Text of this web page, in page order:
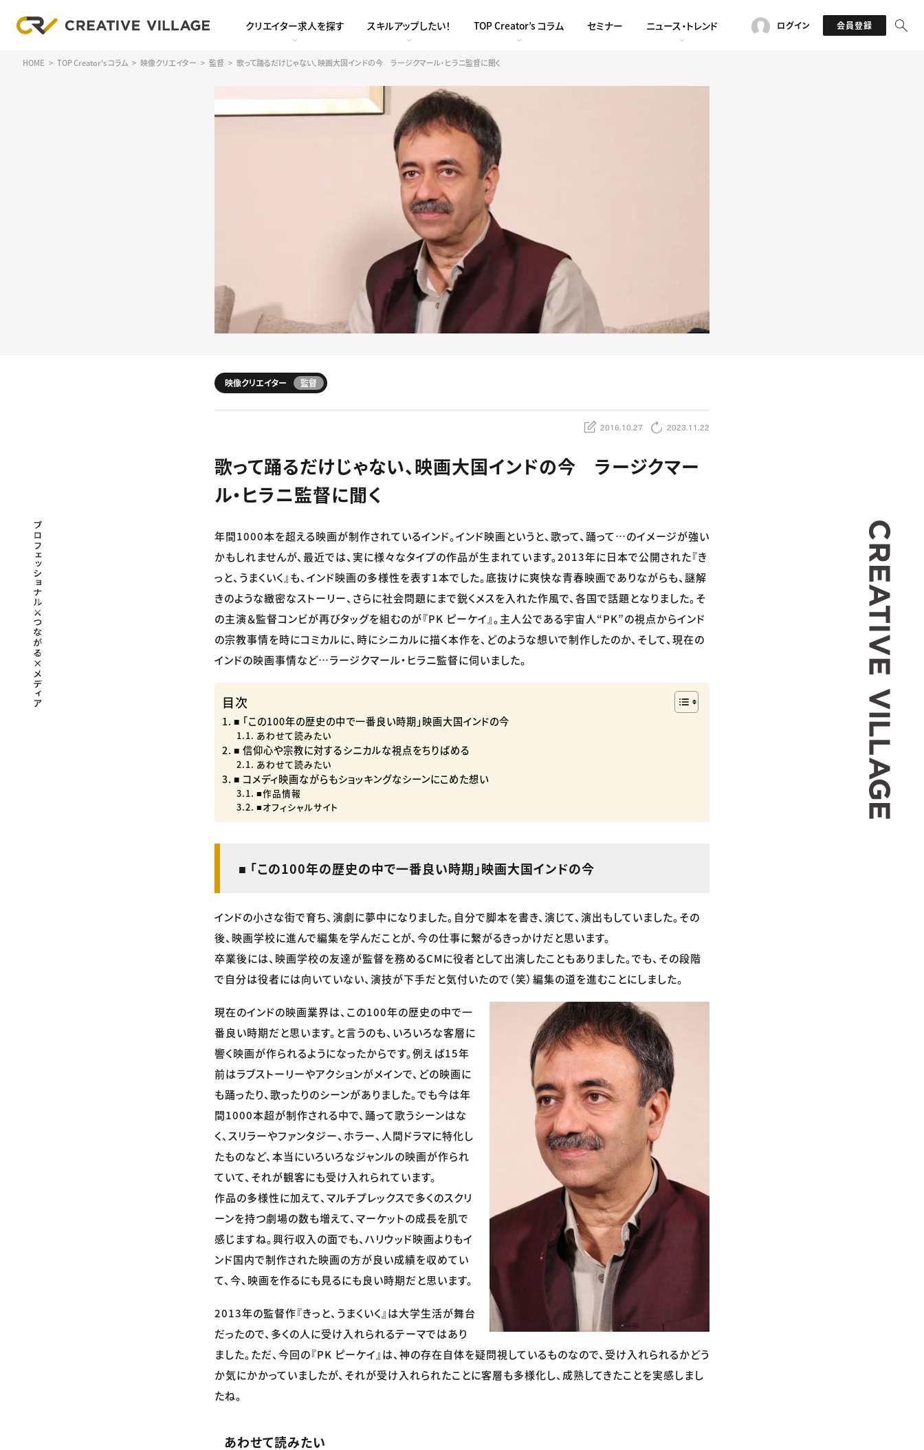
クリエイター求人を探す スキルアップしたい！ TOP Creator’s コラム セミナー ニュース・トレンド ログイン 会員登録
HOME TOP Creator's コラム 映像クリエイター 監督 歌って踊るだけじゃない、映画大国インドの今 ラージクマール・ヒラニ監督に聞く
映像クリエイター 監督
2016.10.27 2023.11.22
歌って踊るだけじゃない、映画大国インドの今 ラージクマー
ル・ヒラニ監督に聞く
年間1000本を超える映画が制作されているインド。インド映画というと、歌って、踊って…のイメージが強い
かもしれませんが、最近では、実に様々なタイプの作品が生まれています。2013年に日本で公開された『き
っと、うまくいく』も、インド映画の多様性を表す1本でした。底抜けに爽快な青春映画でありながらも、謎解
きのような緻密なストーリー、さらに社会問題にまで鋭くメスを入れた作風で、各国で話題となりました。そ
の主演＆監督コンビが再びタッグを組むのが『PK ピーケイ』。主人公である宇宙人“PK”の視点からインド
の宗教事情を時にコミカルに、時にシニカルに描く本作を、どのような想いで制作したのか、そして、現在の
インドの映画事情など…ラージクマール・ヒラニ監督に伺いました。
目次
■ 「この100年の歴史の中で一番良い時期」映画大国インドの今
あわせて読みたい
■ 信仰心や宗教に対するシニカルな視点をちりばめる
あわせて読みたい
■ コメディ映画ながらもショッキングなシーンにこめた想い
■作品情報
■オフィシャルサイト
■ 「この100年の歴史の中で一番良い時期」映画大国インドの今
インドの小さな街で育ち、演劇に夢中になりました。自分で脚本を書き、演じて、演出もしていました。その
後、映画学校に進んで編集を学んだことが、今の仕事に繋がるきっかけだと思います。
卒業後には、映画学校の友達が監督を務めるCMに役者として出演したこともありました。でも、その段階
で自分は役者には向いていない、演技が下手だと気付いたので（笑）編集の道を進むことにしました。
現在のインドの映画業界は、この100年の歴史の中で一
番良い時期だと思います。と言うのも、いろいろな客層に
響く映画が作られるようになったからです。例えば15年
前はラブストーリーやアクションがメインで、どの映画に
も踊ったり、歌ったりのシーンがありました。でも今は年
間1000本超が制作される中で、踊って歌うシーンはな
く、スリラーやファンタジー、ホラー、人間ドラマに特化し
たものなど、本当にいろいろなジャンルの映画が作られ
ていて、それが観客にも受け入れられています。
作品の多様性に加えて、マルチプレックスで多くのスクリ
ーンを持つ劇場の数も増えて、マーケットの成長を肌で
感じますね。興行収入の面でも、ハリウッド映画よりもイ
ンド国内で制作された映画の方が良い成績を収めてい
て、今、映画を作るにも見るにも良い時期だと思います。
2013年の監督作『きっと、うまくいく』は大学生活が舞台
だったので、多くの人に受け入れられるテーマではあり
ました。ただ、今回の『PK ピーケイ』は、神の存在自体を疑問視しているものなので、受け入れられるかどう
か気にかかっていましたが、それが受け入れられたことに客層も多様化し、成熟してきたことを実感しまし
たね。
あわせて読みたい